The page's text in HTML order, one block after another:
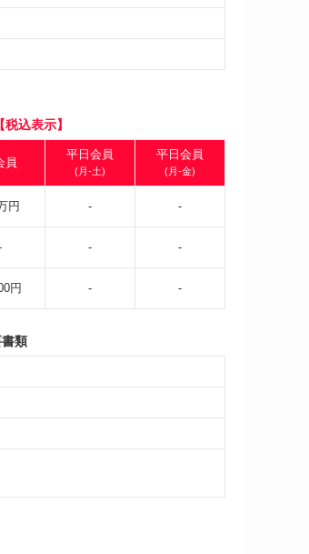
税込表示】
員
平日会員
(月-土)
平日会員
(月-金)
円 - -
- -
円 - -
類